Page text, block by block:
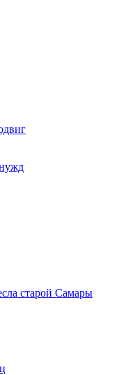
старой Самары